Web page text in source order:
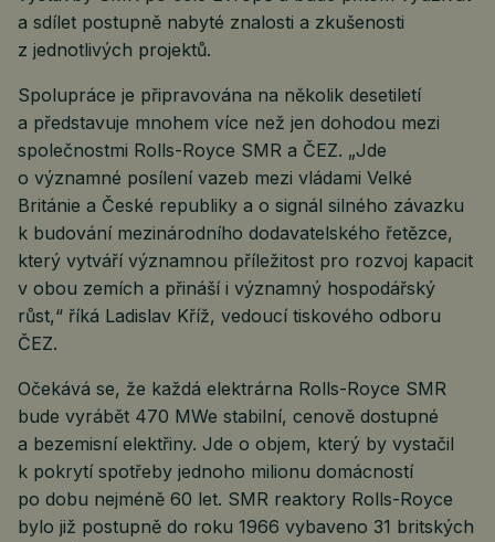
a sdílet postupně nabyté znalosti a zkušenosti
z jednotlivých projektů.
Spolupráce je připravována na několik desetiletí
a představuje mnohem více než jen dohodou mezi
společnostmi Rolls-Royce SMR a ČEZ. „Jde
o významné posílení vazeb mezi vládami Velké
Británie a České republiky a o signál silného závazku
k budování mezinárodního dodavatelského řetězce,
který vytváří významnou příležitost pro rozvoj kapacit
v obou zemích a přináší i významný hospodářský
růst,“ říká Ladislav Kříž, vedoucí tiskového odboru
ČEZ.
Očekává se, že každá elektrárna Rolls-Royce SMR
bude vyrábět 470 MWe stabilní, cenově dostupné
a bezemisní elektřiny. Jde o objem, který by vystačil
k pokrytí spotřeby jednoho milionu domácností
po dobu nejméně 60 let. SMR reaktory Rolls-Royce
bylo již postupně do roku 1966 vybaveno 31 britských